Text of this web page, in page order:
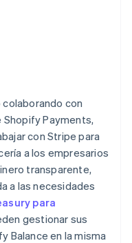
con
Payments,
con Stripe para
a los empresarios
transparente,
a las necesidades
para
gestionar sus
Balance en la misma